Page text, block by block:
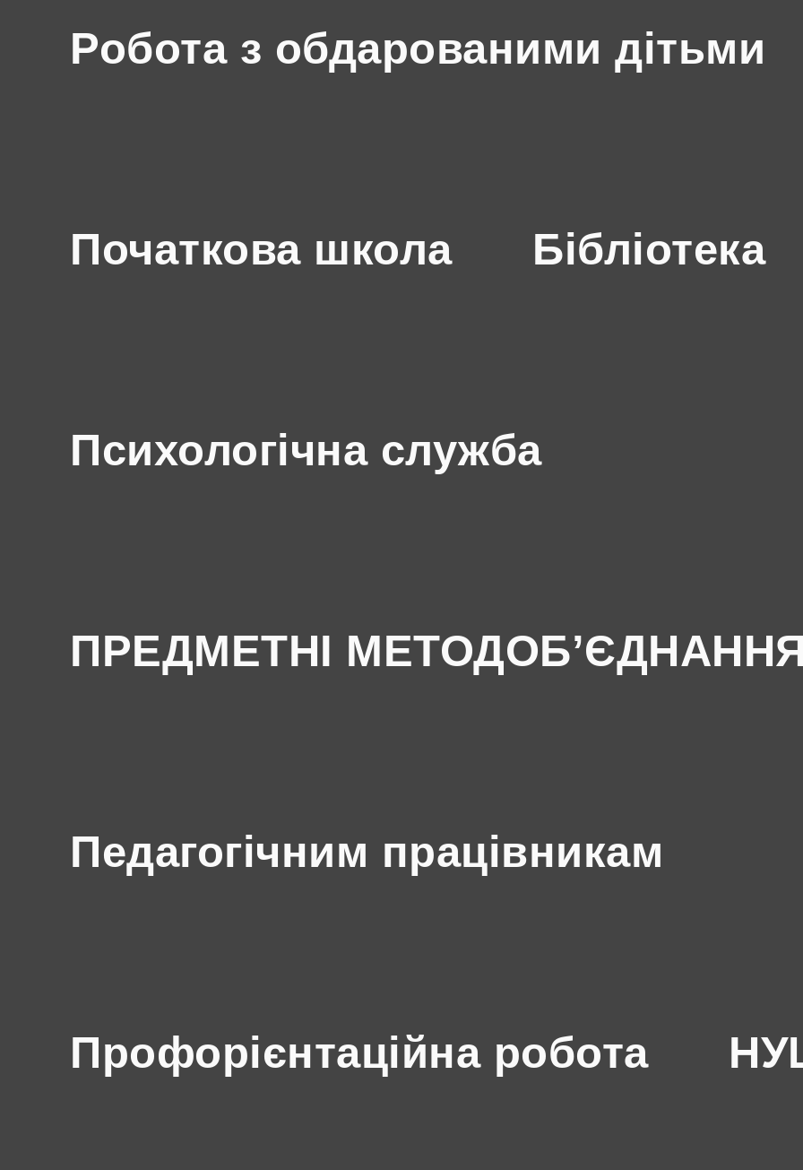
Робота з обдарованими дітьми
Початкова школа Бібліотека
Психологічна служба
ПРЕДМЕТНІ
Педагогічним працівникам
Профорієнтаційна робота